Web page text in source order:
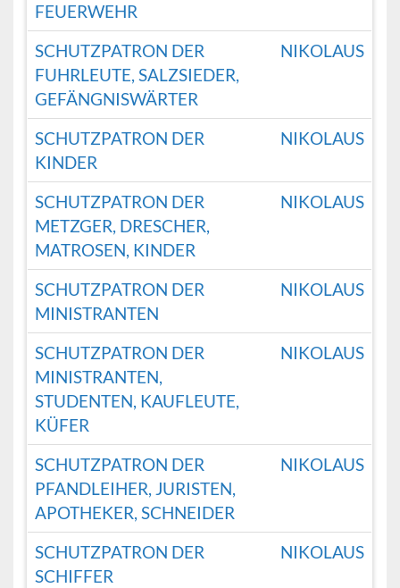
FEUERWEHR
SCHUTZPATRON DER
FUHRLEUTE, SALZSIEDER,
GEFÄNGNISWÄRTER
NIKOLAUS
SCHUTZPATRON DER
KINDER
NIKOLAUS
SCHUTZPATRON DER
METZGER, DRESCHER,
MATROSEN, KINDER
NIKOLAUS
SCHUTZPATRON DER
MINISTRANTEN
NIKOLAUS
SCHUTZPATRON DER
MINISTRANTEN,
STUDENTEN, KAUFLEUTE,
KÜFER
NIKOLAUS
SCHUTZPATRON DER
PFANDLEIHER, JURISTEN,
APOTHEKER, SCHNEIDER
NIKOLAUS
SCHUTZPATRON DER
SCHIFFER
NIKOLAUS